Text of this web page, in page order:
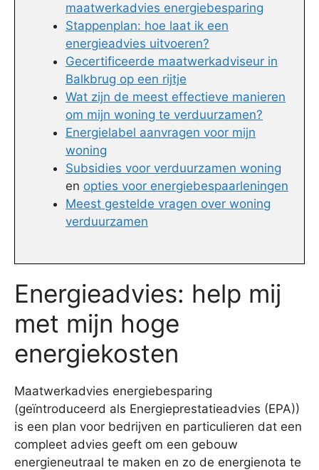
maatwerkadvies energiebesparing
Stappenplan: hoe laat ik een
energieadvies uitvoeren?
Gecertificeerde maatwerkadviseur in
Balkbrug op een rijtje
Wat zijn de meest effectieve manieren
om mijn woning te verduurzamen?
Energielabel aanvragen voor mijn
woning
Subsidies voor verduurzamen woning
en opties voor energiebespaarleningen
Meest gestelde vragen over woning
verduurzamen
Energieadvies: help mij
met mijn hoge
energiekosten
Maatwerkadvies energiebesparing
(geïntroduceerd als Energieprestatieadvies (EPA))
is een plan voor bedrijven en particulieren dat een
compleet advies geeft om een gebouw
energieneutraal te maken en zo de energienota te